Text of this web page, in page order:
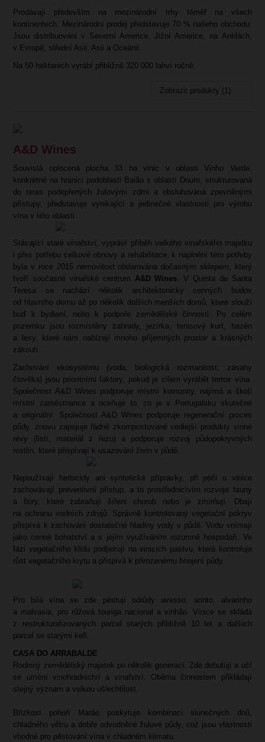
Prodávají především na mezinárodní trhy téměř na všech
kontinentech. Mezinárodní prodej představuje 70 % našeho obchodu.
Jsou distribuováni v Severní Americe, Jižní Americe, na Antilách,
v Evropě, střední Asii, Asii a Oceánii.
Na 50 hektarech vyrábí přibližně 320 000 lahví ročně.
Zobrazit produkty (1)
A&D Wines
Souvislá oplocená plocha 33 ha vinic v oblasti Vinho Verde,
konkrétně na hranici podoblasti Baião s oblastí Douro, strukturovaná
do teras podepřených žulovými zdmi a obsluhovaná zpevněnými
přístupy, představuje vynikající a jedinečné vlastnosti pro výrobu
vína v této oblasti.
Stávající staré vinařství, vypráví příběh velkého vinařského majetku
i přes potřebu celkové obnovy a rehabilitace, k naplnění této potřeby
byla v roce 2015 nemovitost obdarována dočasným sklepem, který
tvoří současné vinařské centrum A&D Wines. V Quinta de Santa
Teresa se nachází několik architektonicky cenných budov
od hlavního domu až po několik dalších menších domů, které slouží
buď k bydlení, nebo k podpoře zemědělské činnosti. Po celém
pozemku jsou rozmístěny zahrady, jezírka, tenisový kurt, bazén
a lesy, které nám nabízejí mnoho příjemných prostor a krásných
zákoutí.
Zachování ekosystému (voda, biologická rozmanitost, zásahy
člověka) jsou prioritními faktory, pokud je cílem vyrábět terroir vína.
Společnost A&D Wines podporuje místní komunity, najímá a školí
místní zaměstnance a oceňuje to, co je v Portugalsku skutečné
a originální. Společnost A&D Wines podporuje regenerační proces
půdy, znovu zapojuje řádně zkompostované vedlejší produkty vinné
révy (listí, materiál z řezu) a podporuje rozvoj půdopokryvných
rostlin, které přispívají k usazování živin v půdě.
Nepoužívají herbicidy ani syntetické přípravky, při péči o vinice
zachovávají preventivní přístup, a to prostřednictvím rozvoje fauny
a flóry, které zabraňují šíření chorob nebo je zmírňují. Dbají
na ochranu vodních zdrojů. Správně kontrolovaný vegetační pokryv
přispívá k zachování dostatečné hladiny vody v půdě. Vodu vnímají
jako cenné bohatství a s jejím využíváním rozumně hospodaří. Ve
fázi vegetačního klidu podporují na vinicích pastvu, která kontroluje
růst vegetačního krytu a přispívá k přirozenému hnojení půdy.
Pro bílá vína se zde pěstují odrůdy avesso, arinto, alvarinho
a malvasia, pro růžová touriga nacional a vinhão. Vinice se skládá
z restrukturalizovaných parcel starých přibližně 10 let a dalších
parcel se starými keři.
CASA DO ARRABALDE
Rodinný zemědělský majetek po několik generací. Zde debutují a učí
se umění vinohradnictví a vinařství. Oběma činnostem přikládají
stejný význam a velkou ušlechtilost.
Blízkost pohoří Marão poskytuje kombinaci slunečných dnů,
chladného větru a dobře odvodněné žulové půdy, což jsou vlastnosti
vhodné pro pěstování vína v chladném klimatu.